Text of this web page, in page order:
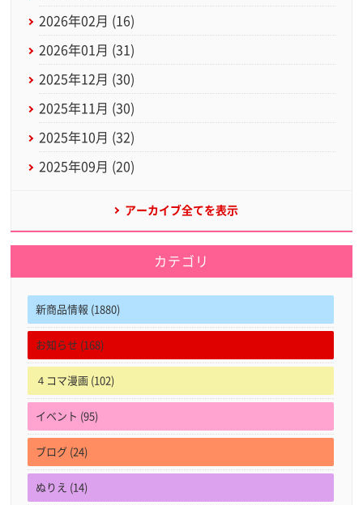
2026年02月 (16)
2026年01月 (31)
2025年12月 (30)
2025年11月 (30)
2025年10月 (32)
2025年09月 (20)
アーカイブ全てを表示
カテゴリ
新商品情報 (1880)
お知らせ (168)
４コマ漫画 (102)
イベント (95)
ブログ (24)
ぬりえ (14)